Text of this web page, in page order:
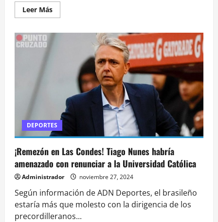
Leer MásLeer
más
Abogado
de
denuncia
contra
presidente
fue
legítimo
y
transparente
DEPORTES
¡Remezón en Las Condes! Tiago Nunes habría
amenazado con renunciar a la Universidad Católica
Administrador noviembre 27, 2024
Según información de ADN Deportes, el brasileño
estaría más que molesto con la dirigencia de los
precordilleranos...